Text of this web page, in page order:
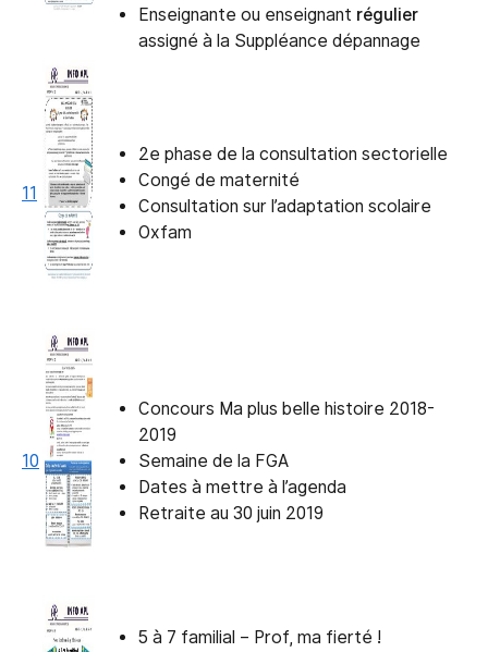
Enseignante ou enseignant régulier
assigné à la Suppléance dépannage
11
2e phase de la consultation sectorielle
Congé de maternité
Consultation sur l’adaptation scolaire
Oxfam
10
Concours Ma plus belle histoire 2018-
2019
Semaine de la FGA
Dates à mettre à l’agenda
Retraite au 30 juin 2019
5 à 7 familial – Prof, ma fierté !